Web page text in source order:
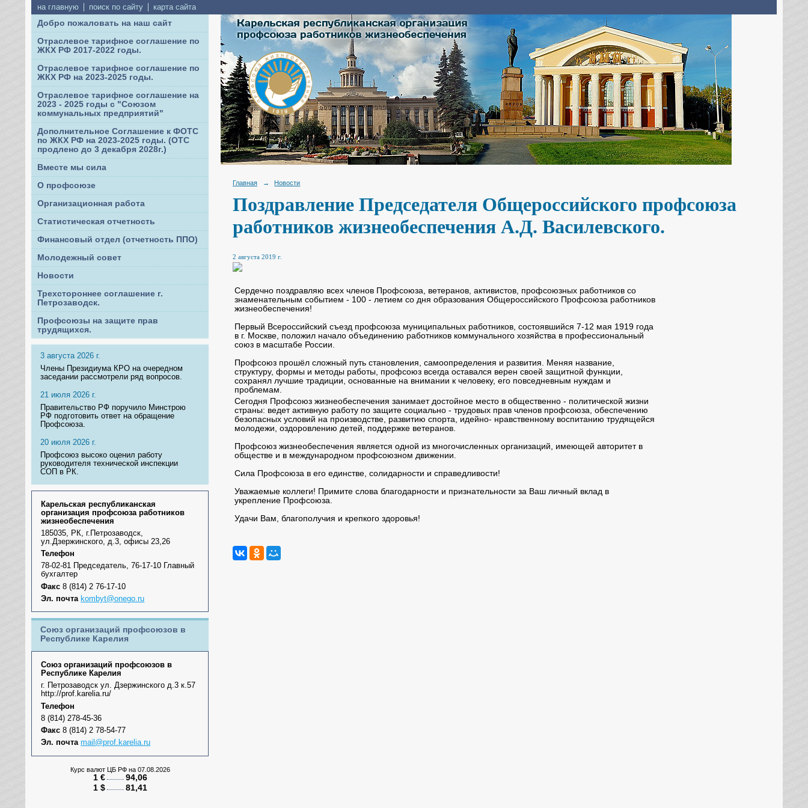
на главную поиск по сайту карта сайта
Добро пожаловать на наш сайт
Отраслевое тарифное соглашение по
ЖКХ РФ 2017-2022 годы.
Отраслевое тарифное соглашение по
ЖКХ РФ на 2023-2025 годы.
Отраслевое тарифное соглашение на
2023 - 2025 годы с "Союзом
коммунальных предприятий"
Дополнительное Соглашение к ФОТС
по ЖКХ РФ на 2023-2025 годы. (ОТС
продлено до 3 декабря 2028г.)
Вместе мы сила
О профсоюзе
Организационная работа
Статистическая отчетность
Финансовый отдел (отчетность ППО)
Молодежный совет
Новости
Трехстороннее соглашение г.
Петрозаводск.
Профсоюзы на защите прав
трудящихся.
3 августа 2026 г.
Члены Президиума КРО на очередном
заседании рассмотрели ряд вопросов.
21 июля 2026 г.
Правительство РФ поручило Минстрою
РФ подготовить ответ на обращение
Профсоюза.
20 июля 2026 г.
Профсоюз высоко оценил работу
руководителя технической инспекции
СОП в РК.
Карельская республиканская
организация профсоюза работников
жизнеобеспечения
185035, РК, г.Петрозаводск,
ул.Дзержинского, д.3, офисы 23,26
Телефон
78-02-81 Председатель, 76-17-10 Главный
бухгалтер
Факс 8 (814) 2 76-17-10
Эл. почта kombyt@onego.ru
Союз организаций профсоюзов в
Республике Карелия
Союз организаций профсоюзов в
Республике Карелия
г. Петрозаводск ул. Дзержинского д.3 к.57
http://prof.karelia.ru/
Телефон
8 (814) 278-45-36
Факс 8 (814) 2 78-54-77
Эл. почта mail@prof.karelia.ru
Курс валют ЦБ РФ на 07.08.2026
1 €
94,06
1 $
81,41
Главная → Новости
Поздравление Председателя Общероссийского профсоюза
работников жизнеобеспечения А.Д. Василевского.
2 августа 2019 г.
Сердечно поздравляю всех членов Профсоюза, ветеранов, активистов, профсоюзных работников со
знаменательным событием - 100 - летием со дня образования Общероссийского Профсоюза работников
жизнеобеспечения!
Первый Всероссийский съезд профсоюза муниципальных работников, состоявшийся 7-12 мая 1919 года
в г. Москве, положил начало объединению работников коммунального хозяйства в профессиональный
союз в масштабе России.
Профсоюз прошёл сложный путь становления, самоопределения и развития. Меняя название,
структуру, формы и методы работы, профсоюз всегда оставался верен своей защитной функции,
сохранял лучшие традиции, основанные на внимании к человеку, его повседневным нуждам и
проблемам.
Сегодня Профсоюз жизнеобеспечения занимает достойное место в общественно - политической жизни
страны: ведет активную работу по защите социально - трудовых прав членов профсоюза, обеспечению
безопасных условий на производстве, развитию спорта, идейно- нравственному воспитанию трудящейся
молодежи, оздоровлению детей, поддержке ветеранов.
Профсоюз жизнеобеспечения является одной из многочисленных организаций, имеющей авторитет в
обществе и в международном профсоюзном движении.
Сила Профсоюза в его единстве, солидарности и справедливости!
Уважаемые коллеги! Примите слова благодарности и признательности за Ваш личный вклад в
укрепление Профсоюза.
Удачи Вам, благополучия и крепкого здоровья!